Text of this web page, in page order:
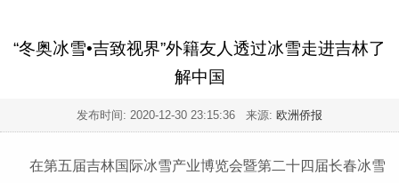
“冬奥冰雪•吉致视界”外籍友人透过冰雪走进吉林了
解中国
发布时间: 2020-12-30 23:15:36 来源: 欧洲侨报
在第五届吉林国际冰雪产业博览会暨第二十四届长春冰雪